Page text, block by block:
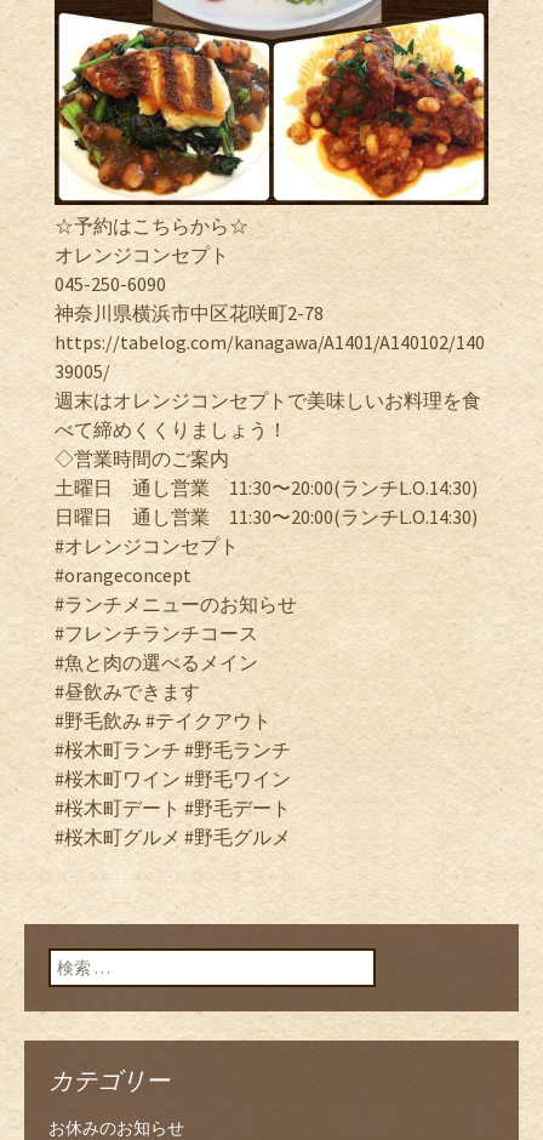
☆予約はこちらから☆
オレンジコンセプト
045-250-6090
神奈川県横浜市中区花咲町2-78
https://tabelog.com/kanagawa/A1401/A140102/140
39005/
週末はオレンジコンセプトで美味しいお料理を食
べて締めくくりましょう！
◇営業時間のご案内
土曜日 通し営業 11:30〜20:00(ランチL.O.14:30)
日曜日 通し営業 11:30〜20:00(ランチL.O.14:30)
#オレンジコンセプト
#orangeconcept
#ランチメニューのお知らせ
#フレンチランチコース
#魚と肉の選べるメイン
#昼飲みできます
#野毛飲み #テイクアウト
#桜木町ランチ #野毛ランチ
#桜木町ワイン #野毛ワイン
#桜木町デート #野毛デート
#桜木町グルメ #野毛グルメ
検索:
カテゴリー
お休みのお知らせ